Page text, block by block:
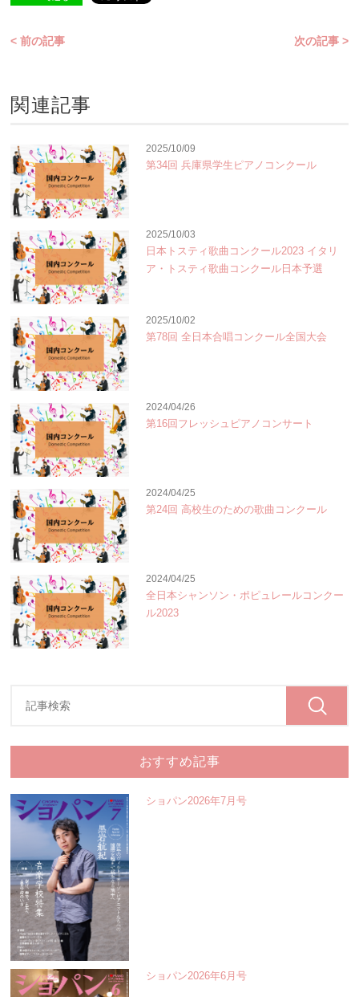
< 前の記事 次の記事 >
関連記事
2025/10/09
第34回 兵庫県学生ピアノコンクール
2025/10/03
日本トスティ歌曲コンクール2023 イタリ
ア・トスティ歌曲コンクール日本予選
2025/10/02
第78回 全日本合唱コンクール全国大会
2024/04/26
第16回フレッシュピアノコンサート
2024/04/25
第24回 高校生のための歌曲コンクール
2024/04/25
全日本シャンソン・ポピュレールコンクー
ル2023
おすすめ記事
ショパン2026年7月号
ショパン2026年6月号